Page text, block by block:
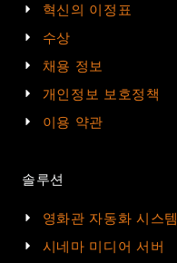
혁신의 이정표
수상
채용 정보
개인정보 보호정책
이용 약관
솔루션
영화관 자동화 시스템
시네마 미디어 서버